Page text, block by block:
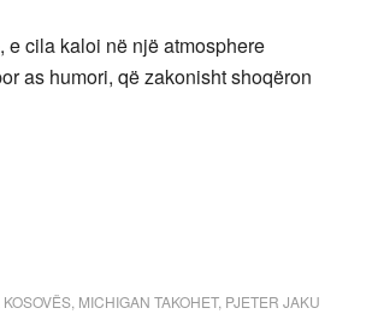
cila kaloi në një atmosphere
as humori, që zakonisht shoqëron
MICHIGAN TAKOHET, PJETER JAKU